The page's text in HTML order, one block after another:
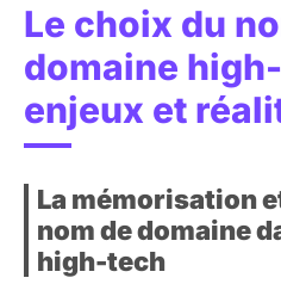
Le choix du
domaine
enjeux et
La mémorisation
nom de domaine
high-tech